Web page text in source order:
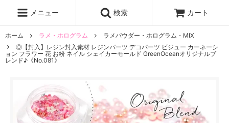
メニュー 検索 カート
ホーム ラメ・ホログラム
ラメパウダー・ホログラム・MIX
◎【封入】レジン封入素材 レジンパーツ デコパーツ ビジュー カーネーシ
ョン フラワー 花 お粉 ネイル シェイカーモールド GreenOceanオリジナルブ
レンド♪《No.081》